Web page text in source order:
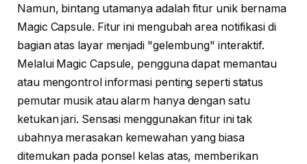
Namun, bintang utamanya adalah fitur unik bernama
Magic Capsule. Fitur ini mengubah area notifikasi di
bagian atas layar menjadi "gelembung" interaktif.
Melalui Magic Capsule, pengguna dapat memantau
atau mengontrol informasi penting seperti status
pemutar musik atau alarm hanya dengan satu
ketukan jari. Sensasi menggunakan fitur ini tak
ubahnya merasakan kemewahan yang biasa
ditemukan pada ponsel kelas atas, memberikan